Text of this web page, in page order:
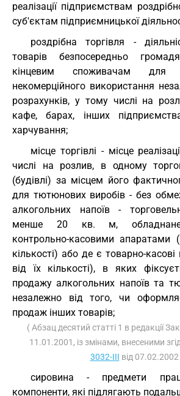
реалізації підприємствам
суб'єктам підприємницької
роздрібна торгівля -
товарів безпосередньо
кінцевим споживачам для
некомерційного використання
розрахунків, у тому числі на
кафе, барах, інших
харчування;
місце торгівлі - місце
числі на розлив, в одному
(будівлі) за місцем його
для тютюнових виробів - без
алкогольних напоїв -
менше 20 кв. м, обладнане
контрольно-касовими апаратами
кількості) або де є товарно-
від їх кількості), в яких
продажу алкогольних напоїв та
незалежно від того, чи
продаж інших товарів;
( Абзац десятий статті 1 в редакції
11.01.2001, із змінами, внесеними
3032-III від 07.02.2002
сировина - предмети
компоненти, які підлягають